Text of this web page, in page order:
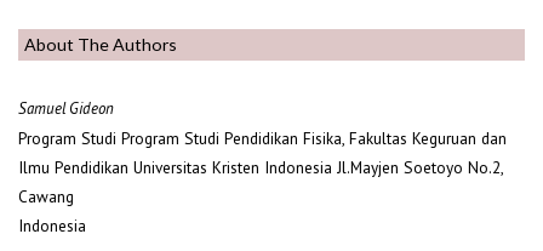
About The Authors
Samuel Gideon
Program Studi Program Studi Pendidikan Fisika, Fakultas Keguruan dan
Ilmu Pendidikan Universitas Kristen Indonesia Jl.Mayjen Soetoyo No.2,
Cawang
Indonesia